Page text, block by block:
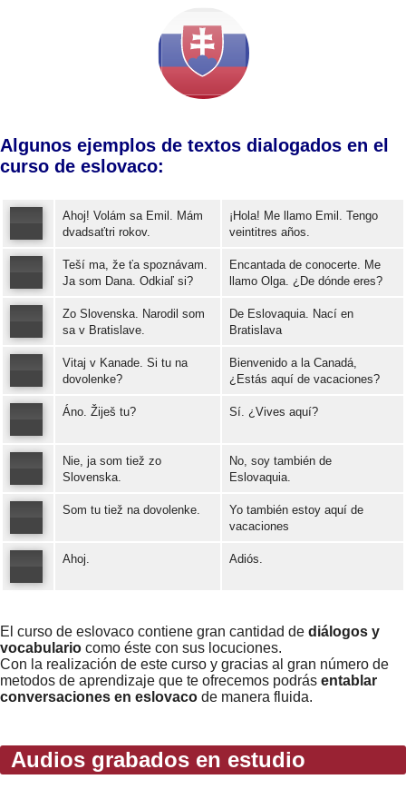
Algunos ejemplos de textos dialogados en el
curso de eslovaco:
Error loading: "https://www.idiomaspc.com/curso-aprender-eslovaco-basico/audio/3004.mp3"
Ahoj! Volám sa Emil. Mám
dvadsaťtri rokov.
¡Hola! Me llamo Emil. Tengo
veintitres años.
Teší ma, že ťa spoznávam.
Ja som Dana. Odkiaľ si?
Encantada de conocerte. Me
llamo Olga. ¿De dónde eres?
Zo Slovenska. Narodil som
sa v Bratislave.
De Eslovaquia. Nací en
Bratislava
Vitaj v Kanade. Si tu na
dovolenke?
Bienvenido a la Canadá,
¿Estás aquí de vacaciones?
Áno. Žiješ tu? Sí. ¿Vives aquí?
Nie, ja som tiež zo
Slovenska.
No, soy también de
Eslovaquia.
Som tu tiež na dovolenke.
Yo también estoy aquí de
vacaciones
Ahoj. Adiós.
El curso de eslovaco contiene gran cantidad de diálogos y
vocabulario como éste con sus locuciones.
Con la realización de este curso y gracias al gran número de
metodos de aprendizaje que te ofrecemos podrás entablar
conversaciones en eslovaco de manera fluida.
Audios grabados en estudio